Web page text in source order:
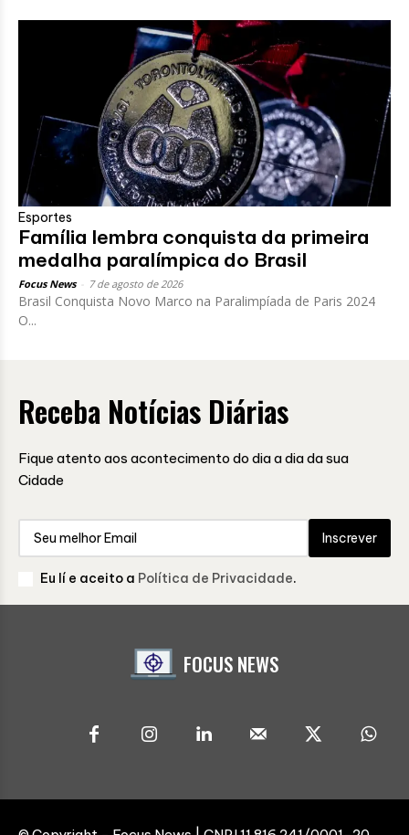
Esportes
Família lembra conquista da primeira
medalha paralímpica do Brasil
Focus News 7 de agosto de 2026
Brasil Conquista Novo Marco na Paralimpíada de Paris 2024
O...
Receba Notícias Diárias
Fique atento aos acontecimento do dia a dia da sua
Cidade
Inscrever
Eu lí e aceito a Política de Privacidade.
FOCUS NEWS